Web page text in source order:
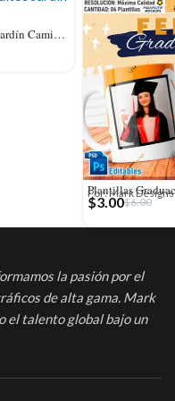
Plantillas Graduaditos Jardín Camisetas – Año editables
Por: Mark Designs
$6.00
$3.00
la pasión por el
de alta gama. Mark
el talento global bajo un